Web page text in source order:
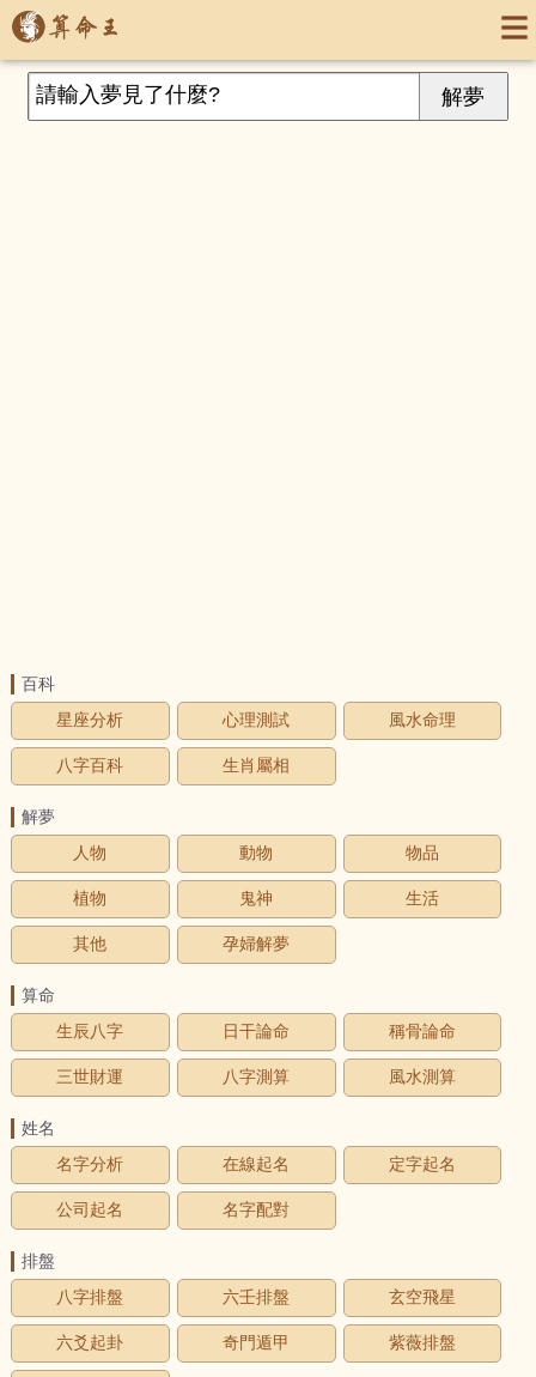
百科
星座分析
心理測試 風水命理
八字百科 生肖屬相
解夢
人物
動物 物品
植物 鬼神 生活
其他 孕婦解夢
算命
生辰八字
日干論命 稱骨論命
三世財運 八字測算 風水測算
姓名
名字分析
在線起名 定字起名
公司起名 名字配對
排盤
八字排盤
六壬排盤 玄空飛星
六爻起卦 奇門遁甲 紫薇排盤